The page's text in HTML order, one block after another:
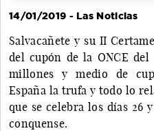
14/01/2019 - Las Noticias
Salvacañete y su II
del cupón de la ONCE del
millones y medio de
España la trufa y todo lo
que se celebra los días 26
conquense.